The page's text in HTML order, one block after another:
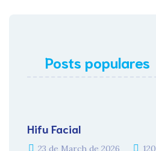
Posts populares
Hifu Facial
23 de March de 2026 120